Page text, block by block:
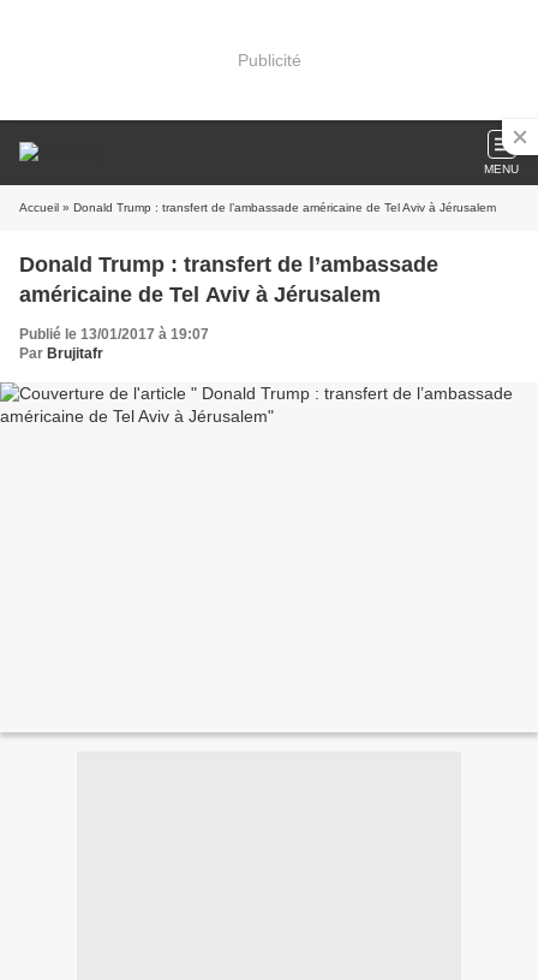
Publicité
MENU
Accueil » Donald Trump : transfert de l’ambassade américaine de Tel Aviv à Jérusalem
Donald Trump : transfert de l’ambassade
américaine de Tel Aviv à Jérusalem
Publié le 13/01/2017 à 19:07
Par Brujitafr